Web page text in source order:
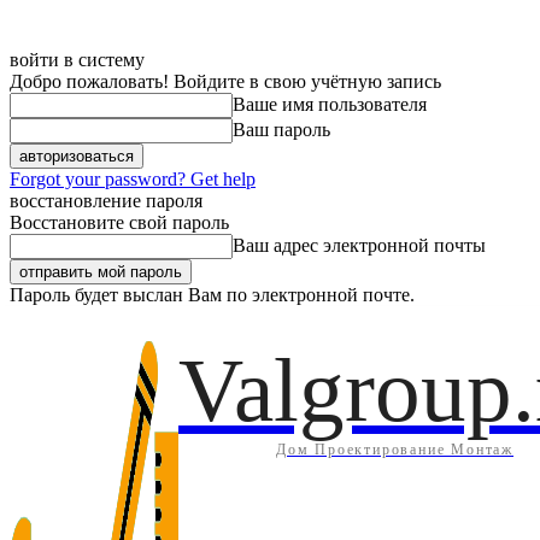
войти в систему
Добро пожаловать! Войдите в свою учётную запись
Ваше имя пользователя
Ваш пароль
Forgot your password? Get help
восстановление пароля
Восстановите свой пароль
Ваш адрес электронной почты
Пароль будет выслан Вам по электронной почте.
Дом Проектирование Монтаж